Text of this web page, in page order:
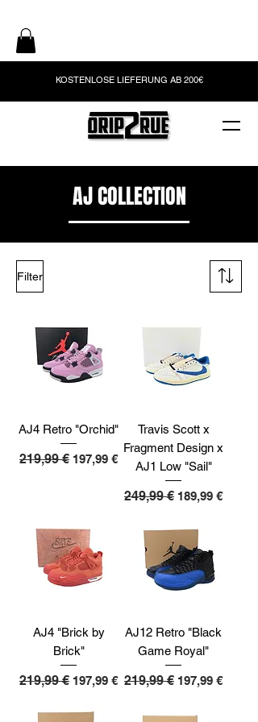
KOSTENLOSE LIEFERUNG AB 200€
AJ COLLECTION
Filter
AJ4 Retro "Orchid"
Standardpreis
219,99 € Sale-Preis
197,99 €
Travis Scott x
Fragment Design x
AJ1 Low "Sail"
Standardpreis
249,99 € Sale-Preis
189,99 €
AJ4 "Brick by
Brick"
Standardpreis
219,99 € Sale-Preis
197,99 €
AJ12 Retro "Black
Game Royal"
Standardpreis
219,99 € Sale-Preis
197,99 €